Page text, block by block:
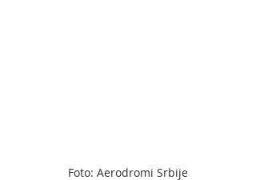
Foto: Aerodromi Srbije